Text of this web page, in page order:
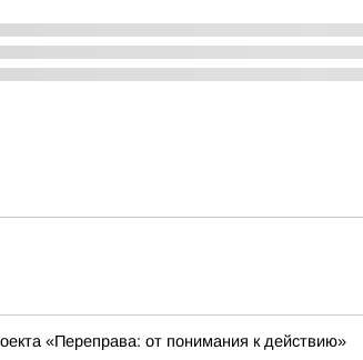
«Переправа: от понимания к действию»